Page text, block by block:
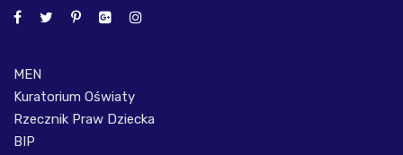
MEN
Kuratorium Oświaty
Rzecznik Praw Dziecka
BIP